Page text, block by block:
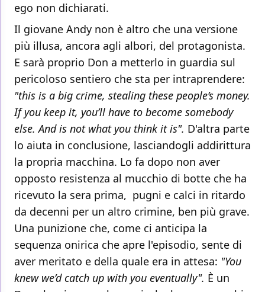
ego non dichiarati.
Il giovane Andy non è altro che una versione
più illusa, ancora agli albori, del protagonista.
E sarà proprio Don a metterlo in guardia sul
pericoloso sentiero che sta per intraprendere:
"this is a big crime, stealing these people’s money.
If you keep it, you’ll have to become somebody
else. And is not what you think it is". D'altra parte
lo aiuta in conclusione, lasciandogli addirittura
la propria macchina. Lo fa dopo non aver
opposto resistenza al mucchio di botte che ha
ricevuto la sera prima, pugni e calci in ritardo
da decenni per un altro crimine, ben più grave.
Una punizione che, come ci anticipa la
sequenza onirica che apre l'episodio, sente di
aver meritato e della quale era in attesa: "You
knew we’d catch up with you eventually". È un